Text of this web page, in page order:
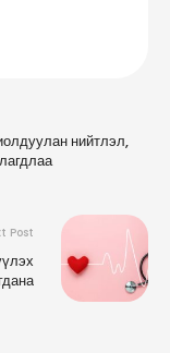
нийтлэл,
Post